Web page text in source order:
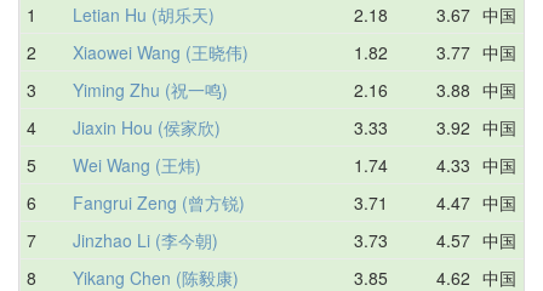
1
Letian Hu (胡乐天) 2.18 3.67 中国
2 Xiaowei Wang (王晓伟) 1.82 3.77 中国
3 Yiming Zhu (祝一鸣) 2.16 3.88 中国
4 Jiaxin Hou (侯家欣) 3.33 3.92 中国
5 Wei Wang (王炜) 1.74 4.33 中国
6 Fangrui Zeng (曾方锐) 3.71 4.47 中国
7 Jinzhao Li (李今朝) 3.73 4.57 中国
8 Yikang Chen (陈毅康) 3.85 4.62 中国